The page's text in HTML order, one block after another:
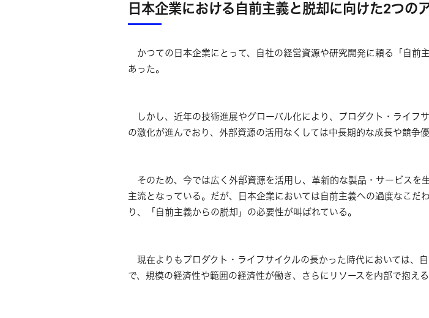
日本企業における自前主義と脱却に向けた2つの
かつての日本企業にとって、自社の経営資源や研究開発に頼る「自前
あった。
しかし、近年の技術進展やグローバル化により、プロダクト・ライフ
の激化が進んでおり、外部資源の活用なくしては中長期的な成長や競争
そのため、今では広く外部資源を活用し、革新的な製品・サービスを
主流となっている。だが、日本企業においては自前主義への過度なこだ
り、「自前主義からの脱却」の必要性が叫ばれている。
現在よりもプロダクト・ライフサイクルの長かった時代においては、
で、規模の経済性や範囲の経済性が働き、さらにリソースを内部で抱え